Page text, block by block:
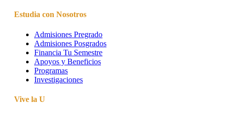
Estudia con Nosotros
Admisiones Pregrado
Admisiones Posgrados
Financia Tu Semestre
Apoyos y Beneficios
Programas
Investigaciones
Vive la U